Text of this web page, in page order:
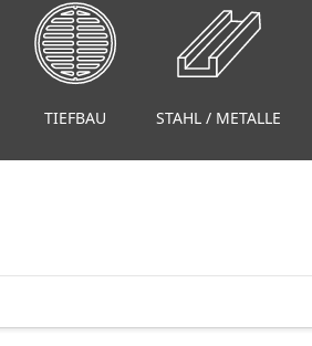
TIEFBAU STAHL / METALLE